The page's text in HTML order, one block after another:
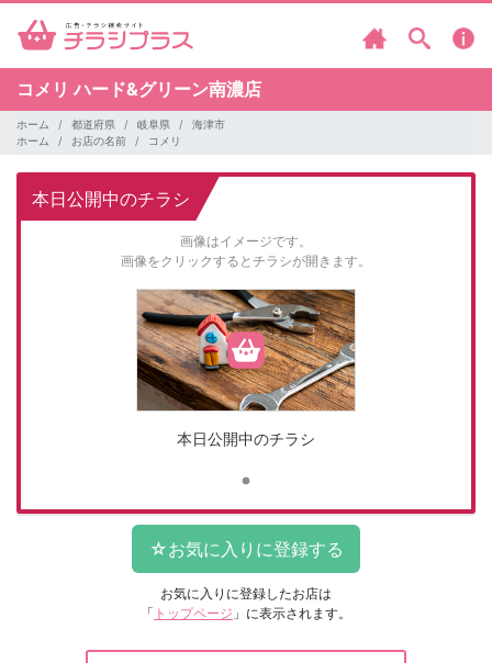
コメリハード&グリーン南濃店
ホーム 都道府県 岐阜県
海津市
ホーム
お店の名前 コメリ
本日公開中のチラシ
画像はイメージです。
画像をクリックするとチラシが開きます。
本日公開中のチラシ
お気に入りに登録したお店は
「 トップページ 」に表示されます。